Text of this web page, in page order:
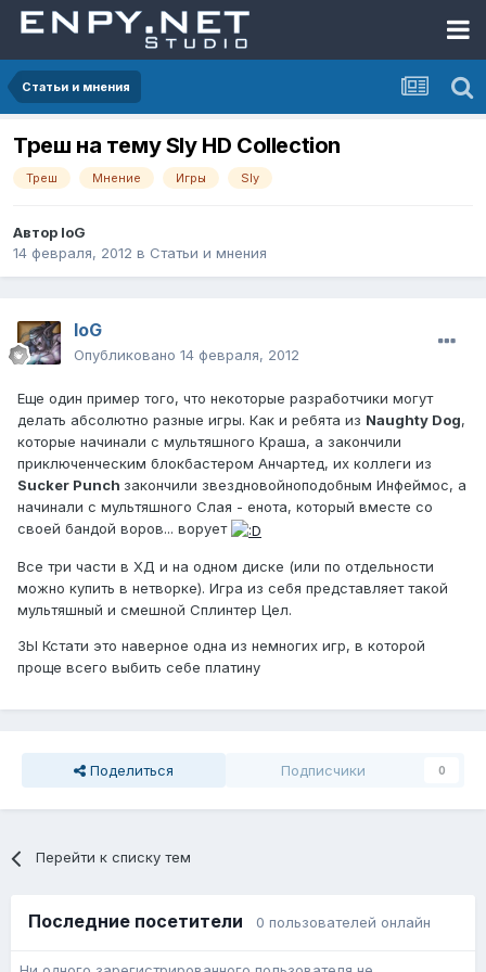
Статьи и мнения
Треш на тему Sly HD Collection
Треш Мнение Игры Sly
Автор IoG
14 февраля, 2012 в Статьи и мнения
IoG
Опубликовано 14 февраля, 2012
Еще один пример того, что некоторые разработчики могут
делать абсолютно разные игры. Как и ребята из Naughty Dog,
которые начинали с мультяшного Краша, а закончили
приключенческим блокбастером Анчартед, их коллеги из
Sucker Punch закончили звездновойноподобным Инфеймос, а
начинали с мультяшного Слая - енота, который вместе со
своей бандой воров... ворует
Все три части в ХД и на одном диске (или по отдельности
можно купить в нетворке). Игра из себя представляет такой
мультяшный и смешной Сплинтер Цел.
ЗЫ Кстати это наверное одна из немногих игр, в которой
проще всего выбить себе платину
Поделиться Подписчики 0
Перейти к списку тем
Последние посетители 0 пользователей онлайн